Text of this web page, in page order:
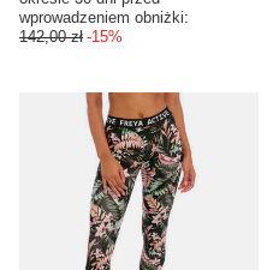
wprowadzeniem obniżki:
142,00 zł -15%